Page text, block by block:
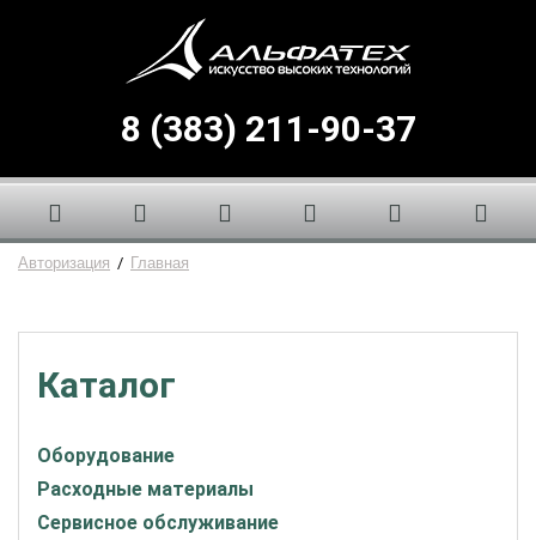
8 (383) 211-90-37
Авторизация / Главная
Каталог
Оборудование
Расходные материалы
Сервисное обслуживание